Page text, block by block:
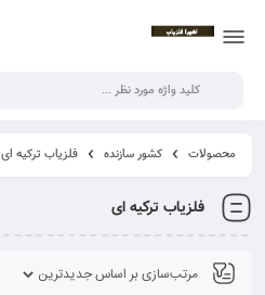
محصولات کشور سازنده فلزیاب ترکیه ای
فلزیاب ترکیه ای